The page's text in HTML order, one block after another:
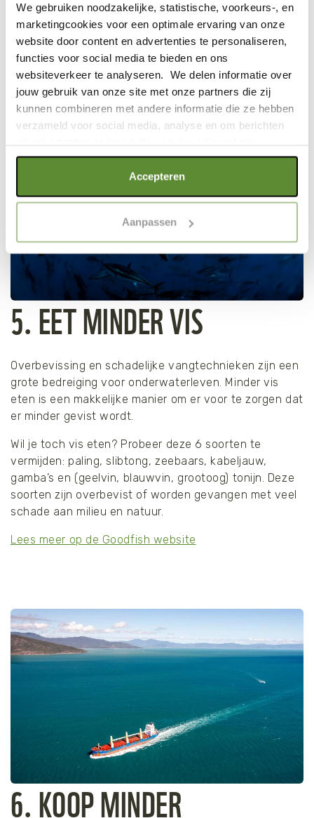
We gebruiken noodzakelijke, statistische, voorkeurs-, en
marketingcookies voor een optimale ervaring van onze
website door content en advertenties te personaliseren,
functies voor social media te bieden en ons
websiteverkeer te analyseren. We delen informatie over
jouw gebruik van onze site met onze partners die zij
kunnen combineren met andere informatie die ze hebben
verzameld voor social media, analyse en om berichten
Als je op "Alle cookies accepteren" klikt, ga je akkoord
met een optimaal gebruik van de website. Als je niet alle
"selectie toestaan" of "alleen noodzakelijke cookies", wat
wel gevolgen kan hebben voor de gebruiksvriendelijkheid
van de website. Voor meer inzage in de cookies klik dan
op "Cookie instellingen". Lees voor meer informatie
onze
Cookie Policy.
Accepteren
Aanpassen
Neem je herbruikbare, opvouwbare
boodschappentasje mee op vakantie.
Wild Wonders of Europe / Zankl / WWF
5. EET MINDER VIS
Overbevissing en schadelijke vangtechnieken zijn een
grote bedreiging voor onderwaterleven. Minder vis
eten is een makkelijke manier om er voor te zorgen dat
er minder gevist wordt.
Wil je toch vis eten? Probeer deze 6 soorten te
vermijden: paling, slibtong, zeebaars, kabeljauw,
gamba’s en (geelvin, blauwvin, grootoog) tonijn. Deze
soorten zijn overbevist of worden gevangen met veel
schade aan milieu en natuur.
Lees meer op de Goodfish website
6. KOOP MINDER